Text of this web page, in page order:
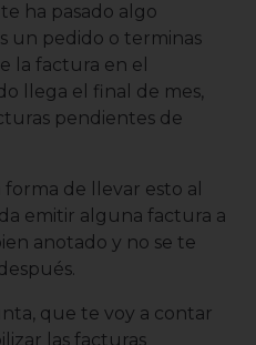
ha pasado algo
un pedido o terminas
la factura en el
llega el final de mes,
pendientes de
de llevar esto al
emitir alguna factura a
anotado y no se te
que te voy a contar
las facturas